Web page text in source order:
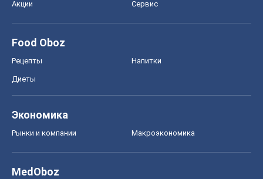
Акции Сервис
Food Oboz
Рецепты Напитки
Диеты
Экономика
Рынки и компании Mакроэкономика
MedOboz